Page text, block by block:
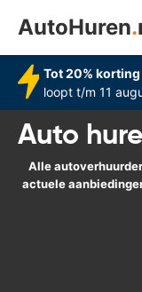
AutoHuren.
Tot 20%
loopt t/m 11
Auto
Alle
actuele